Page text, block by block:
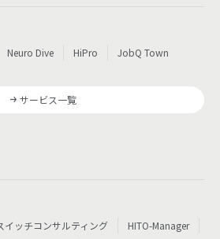
Neuro Dive HiPro JobQ Town
サービス一覧
イッチコンサルティング
HITO-Manager